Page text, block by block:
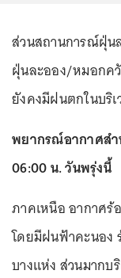
ส่วนสถานการณ์ฝุ่น
ฝุ่นละออง/หมอกค
ยังคงมีฝนตกในบริ
พยากรณ์อากาศสำ
06:00 น. วันพรุ่งนี้
ภาคเหนือ อากาศ
โดยมีฝนฟ้าคะนอง
บางแห่ง ส่วนมากบ